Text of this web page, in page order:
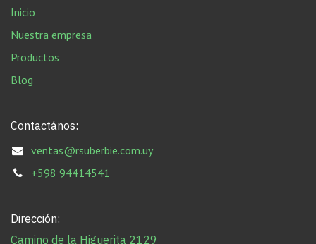
Inicio
Nuestra empresa
Productos
Blog
Contactános:
ventas@rsuberbie.com.uy
+598 94414541
Dirección:
Camino de la Higuerita 2129